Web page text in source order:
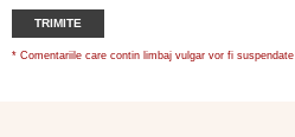
TRIMITE
* Comentariile care contin limbaj vulgar vor fi suspendate